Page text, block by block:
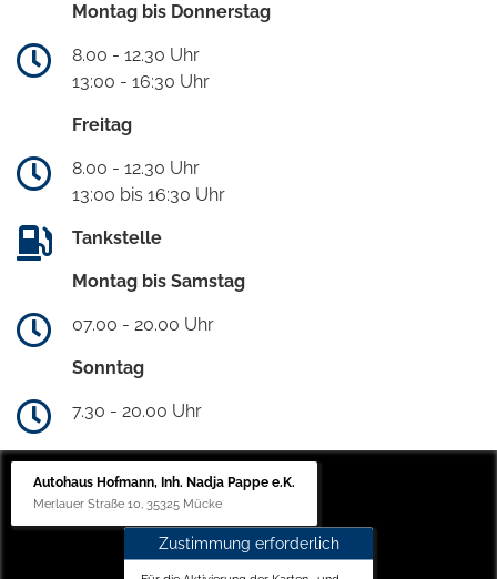
Montag bis Donnerstag
8.00 - 12.30 Uhr
13:00 - 16:30 Uhr
Freitag
8.00 - 12.30 Uhr
13:00 bis 16:30 Uhr
Tankstelle
Montag bis Samstag
07.00 - 20.00 Uhr
Sonntag
7.30 - 20.00 Uhr
Autohaus Hofmann, Inh. Nadja Pappe e.K.
Merlauer Straße 10, 35325 Mücke
Zustimmung erforderlich